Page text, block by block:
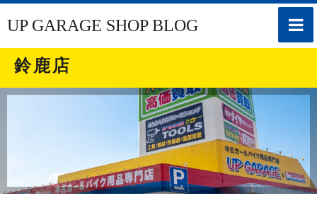
toggle
UP GARAGE SHOP BLOG
鈴鹿店